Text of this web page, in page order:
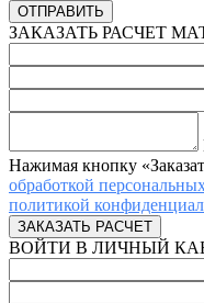
ЗАКАЗАТЬ РАСЧЕТ
Нажимая кнопку
обработкой
политикой
ВОЙТИ В ЛИЧНЫЙ